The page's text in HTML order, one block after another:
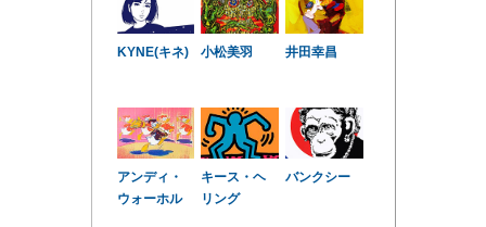
KYNE(キネ) 小松美羽 井田幸昌
アンディ・
ウォーホル
キース・ヘ
リング
バンクシー